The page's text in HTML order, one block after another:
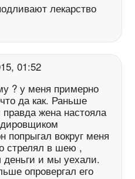
лекарство
01:52
? у меня примерно
да как. Раньше
жена настояла
попрыгал вокруг меня
стрелял в шею ,
деньги и мы уехали.
опровергал его